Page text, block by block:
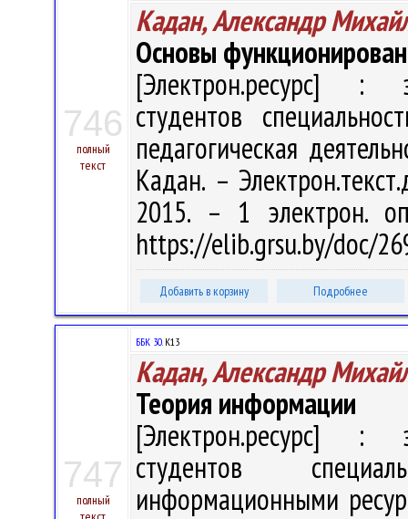
746
полный
текст
Кадан, Александр
Основы
[Электрон.ресурс] :
студентов
педагогическая
Кадан. –
2015. – 1 электрон.
https://elib.grsu.by/doc/
Добавить в корзину Подробнее
747
полный
ББК 30.К13
Кадан, Александр
Теория информации
[Электрон.ресурс] :
студентов
информационными